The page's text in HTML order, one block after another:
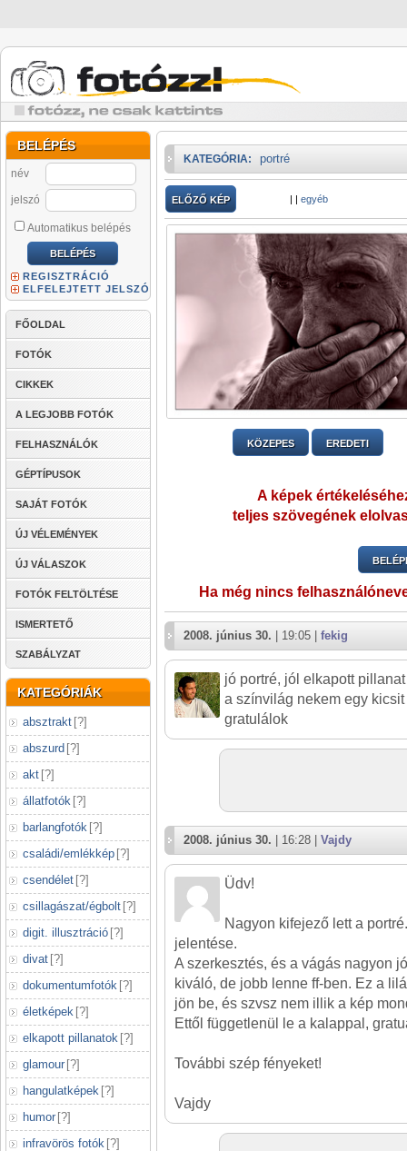
BELÉPÉS
név
jelszó
Automatikus belépés
REGISZTRÁCIÓ
ELFELEJTETT JELSZÓ
FŐOLDAL
FOTÓK
CIKKEK
A LEGJOBB FOTÓK
FELHASZNÁLÓK
GÉPTÍPUSOK
SAJÁT FOTÓK
ÚJ VÉLEMÉNYEK
ÚJ VÁLASZOK
FOTÓK FELTÖLTÉSE
ISMERTETŐ
SZABÁLYZAT
KATEGÓRIÁK
absztrakt [?]
abszurd [?]
akt [?]
állatfotók [?]
barlangfotók [?]
családi/emlékkép [?]
csendélet [?]
csillagászat/égbolt [?]
digit. illusztráció [?]
divat [?]
dokumentumfotók [?]
életképek [?]
elkapott pillanatok [?]
glamour [?]
hangulatképek [?]
humor [?]
infravörös fotók [?]
KATEGÓRIA: portré
ELŐZŐ KÉP | | egyéb
KÖZEPES EREDETI
A képek
teljes szövegének
Ha még nincs
2008. június 30. | 19:05 | fekig
jó portré, jól elkapott pillanat
a színvilág nekem egy
gratulálok
2008. június 30. | 16:28 | Vajdy
Üdv!
Nagyon kifejező lett a
jelentése.
A szerkesztés, és a vágás nagyon
kiváló, de jobb lenne ff-ben. Ez a
jön be, és szvsz nem illik a kép
Ettől függetlenül le a kalappal,
További szép fényeket!
Vajdy